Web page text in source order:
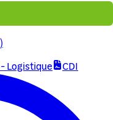
Logistique CDI